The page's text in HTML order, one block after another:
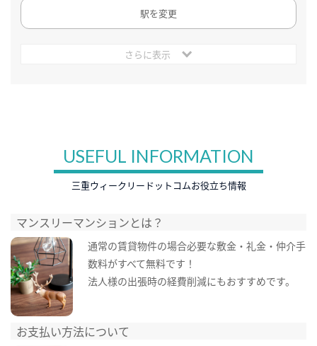
駅を変更
さらに表示
USEFUL INFORMATION
三重ウィークリードットコムお役立ち情報
マンスリーマンションとは？
通常の賃貸物件の場合必要な敷金・礼金・仲介手
数料がすべて無料です！
法人様の出張時の経費削減にもおすすめです。
お支払い方法について